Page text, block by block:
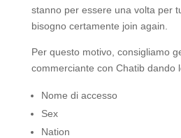
stanno per essere una volta per
bisogno certamente join again.
Per questo motivo, consigliamo
commerciante con Chatib dando
Nome di accesso
Sex
Nation